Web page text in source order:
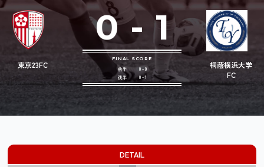
東京23FC
0 - 1
FINAL SCORE
前半
0 - 0
後半
0 - 1
桐蔭横浜大学
FC
DETAIL